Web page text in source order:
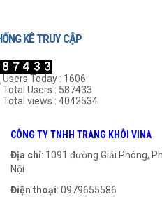
Gối UCP 309
999₫
KÊ TRUY CẬP
Users Today : 1606
Total Users : 587433
Total views : 4042534
CÔNG TY TNHH TRANG KHÔI VINA
Địa chỉ: 1091 đường Giải Phóng,
Nội
Điện thoại: 0979655586